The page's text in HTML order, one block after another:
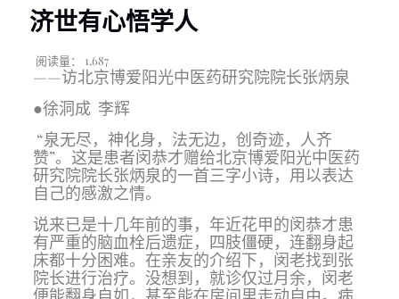
济世有心悟学人
阅读量： 1,687
——访北京博爱阳光中医药研究院院长张炳泉
●徐洞成 李辉
“泉无尽，神化身，法无边，创奇迹，人齐
赞”。这是患者闵恭才赠给北京博爱阳光中医药
研究院院长张炳泉的一首三字小诗，用以表达
自己的感激之情。
说来已是十几年前的事，年近花甲的闵恭才患
有严重的脑血栓后遗症，四肢僵硬，连翻身起
床都十分困难。在亲友的介绍下，闵老找到张
院长进行治疗。没想到，就诊仅过月余，闵老